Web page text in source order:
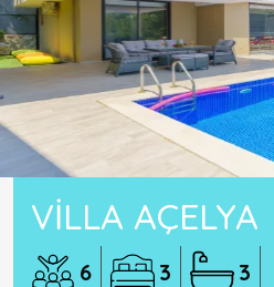
VILLA AÇELYA
6 3 3